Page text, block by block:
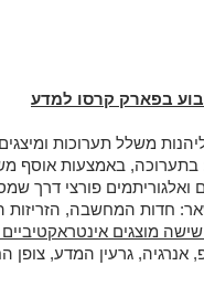
בפארק קרסו למדע
משלל תערוכות
בתערוכה, באמצעות אוסף
ואלגוריתמים פורצי דרך
חדות המחשבה, הזריזות
מוצגים אינטראקטיביים
אנרגיה, גרעין המדע, צופן